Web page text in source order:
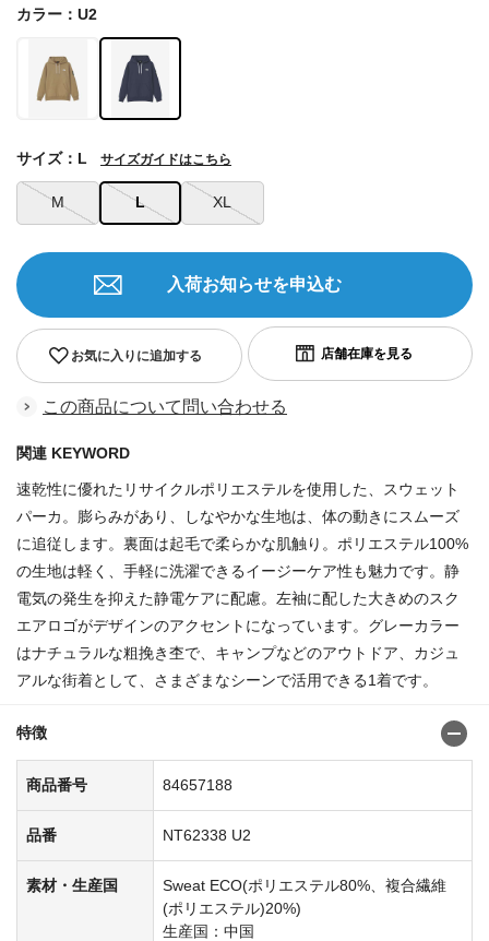
カラー：U2
M L XL
サイズ：L サイズガイドはこちら
お気に入りに追加する
入荷お知らせを申込む
この商品について問い合わせる
関連 KEYWORD
速乾性に優れたリサイクルポリエステルを使用した、スウェット
パーカ。膨らみがあり、しなやかな生地は、体の動きにスムーズ
に追従します。裏面は起毛で柔らかな肌触り。ポリエステル100%
の生地は軽く、手軽に洗濯できるイージーケア性も魅力です。静
電気の発生を抑えた静電ケアに配慮。左袖に配した大きめのスク
エアロゴがデザインのアクセントになっています。グレーカラー
はナチュラルな粗挽き杢で、キャンプなどのアウトドア、カジュ
アルな街着として、さまざまなシーンで活用できる1着です。
特徴
商品番号 84657188
品番 NT62338 U2
素材・生産国
Sweat ECO(ポリエステル80%、複合繊維
(ポリエステル)20%)
生産国：中国